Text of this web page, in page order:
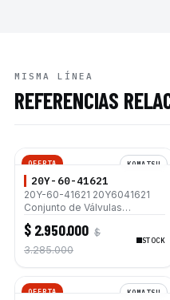
MISMA LÍNEA
REFERENCIAS
OFERTA KOMATSU
20Y-60-41621
20Y-60-41621 20Y6041621
Conjunto de Válvulas
Solenoides para Komatsu
PC200-8 PC200LC-8 PC220-
8 PC220LC-8
$ 2.950.000 $
3.285.000
STOCK
OFERTA KOMATSU